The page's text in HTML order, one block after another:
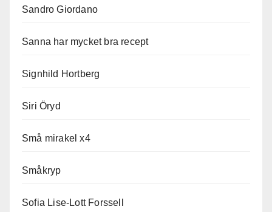
Sandro Giordano
Sanna har mycket bra recept
Signhild Hortberg
Siri Öryd
Små mirakel x4
Småkryp
Sofia Lise-Lott Forssell